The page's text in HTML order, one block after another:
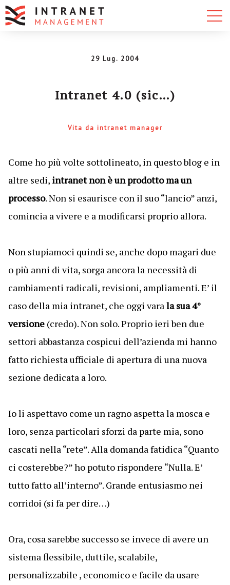
29 Lug. 2004
Intranet 4.0 (sic…)
Vita da intranet manager
Come ho più volte sottolineato, in questo blog e in
altre sedi, intranet non è un prodotto ma un
processo. Non si esaurisce con il suo “lancio” anzi,
comincia a vivere e a modificarsi proprio allora.
Non stupiamoci quindi se, anche dopo magari due
o più anni di vita, sorga ancora la necessità di
cambiamenti radicali, revisioni, ampliamenti. E’ il
caso della mia intranet, che oggi varala sua 4°
versione(credo). Non solo. Proprio ieri ben due
settori abbastanza cospicui dell’azienda mi hanno
fatto richiesta ufficiale di apertura di una nuova
sezione dedicata a loro.
Io li aspettavo come un ragno aspetta la mosca e
loro, senza particolari sforzi da parte mia, sono
cascati nella “rete”. Alla domanda fatidica “Quanto
ci costerebbe?” ho potuto rispondere “Nulla. E’
tutto fatto all’interno”. Grande entusiasmo nei
corridoi (si fa per dire…)
Ora, cosa sarebbe successo se invece di avere un
sistema flessibile, duttile, scalabile,
personalizzabile , economico e facile da usare